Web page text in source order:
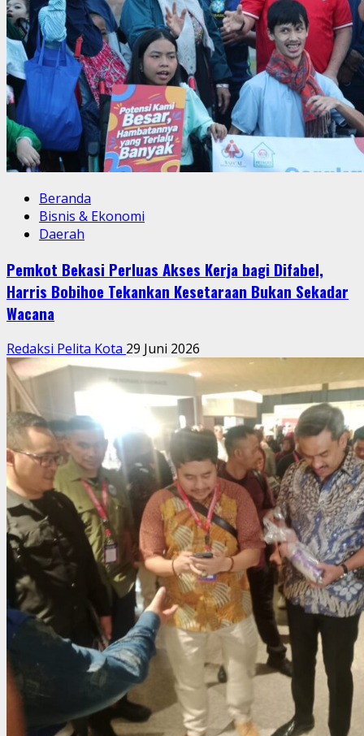
Beranda
Bisnis & Ekonomi
Daerah
Pemkot Bekasi Perluas Akses Kerja bagi Difabel,
Harris Bobihoe Tekankan Kesetaraan Bukan Sekadar
Wacana
Redaksi Pelita Kota 29 Juni 2026